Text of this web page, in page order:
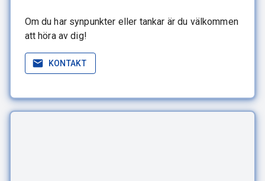
Om du har synpunkter eller tankar är du välkommen
att höra av dig!
KONTAKT